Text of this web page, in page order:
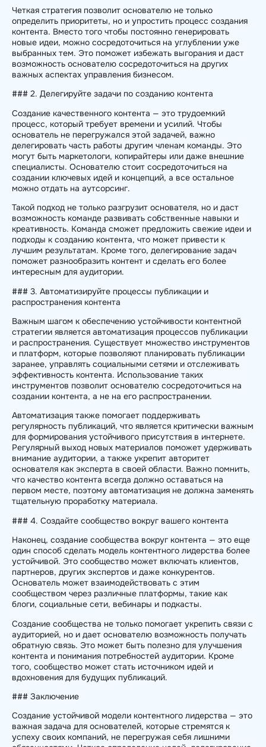
Четкая стратегия позволит основателю не только
определить приоритеты, но и упростить процесс создания
контента. Вместо того чтобы постоянно генерировать
новые идеи, можно сосредоточиться на углублении уже
выбранных тем. Это поможет избежать выгорания и даст
возможность основателю сосредоточиться на других
важных аспектах управления бизнесом.
### 2. Делегируйте задачи по созданию контента
Создание качественного контента — это трудоемкий
процесс, который требует времени и усилий. Чтобы
основатель не перегружался этой задачей, важно
делегировать часть работы другим членам команды. Это
могут быть маркетологи, копирайтеры или даже внешние
специалисты. Основателю стоит сосредоточиться на
создании ключевых идей и концепций, а все остальное
можно отдать на аутсорсинг.
Такой подход не только разгрузит основателя, но и даст
возможность команде развивать собственные навыки и
креативность. Команда сможет предложить свежие идеи и
подходы к созданию контента, что может привести к
лучшим результатам. Кроме того, делегирование задач
поможет разнообразить контент и сделать его более
интересным для аудитории.
### 3. Автоматизируйте процессы публикации и
распространения контента
Важным шагом к обеспечению устойчивости контентной
стратегии является автоматизация процессов публикации
и распространения. Существует множество инструментов
и платформ, которые позволяют планировать публикации
заранее, управлять социальными сетями и отслеживать
эффективность контента. Использование таких
инструментов позволит основателю сосредоточиться на
создании контента, а не на его распространении.
Автоматизация также помогает поддерживать
регулярность публикаций, что является критически важным
для формирования устойчивого присутствия в интернете.
Регулярный выход новых материалов поможет удерживать
внимание аудитории, а также укрепит авторитет
основателя как эксперта в своей области. Важно помнить,
что качество контента всегда должно оставаться на
первом месте, поэтому автоматизация не должна заменять
тщательную проработку материала.
### 4. Создайте сообщество вокруг вашего контента
Наконец, создание сообщества вокруг контента — это еще
один способ сделать модель контентного лидерства более
устойчивой. Это сообщество может включать клиентов,
партнеров, других экспертов и даже конкурентов.
Основатель может взаимодействовать с этим
сообществом через различные платформы, такие как
блоги, социальные сети, вебинары и подкасты.
Создание сообщества не только помогает укрепить связи с
аудиторией, но и дает основателю возможность получать
обратную связь. Это может быть полезно для улучшения
контента и понимания потребностей аудитории. Кроме
того, сообщество может стать источником идей и
вдохновения для будущих публикаций.
### Заключение
Создание устойчивой модели контентного лидерства — это
важная задача для основателей, которые стремятся к
успеху своих компаний, не перегружая себя лишними